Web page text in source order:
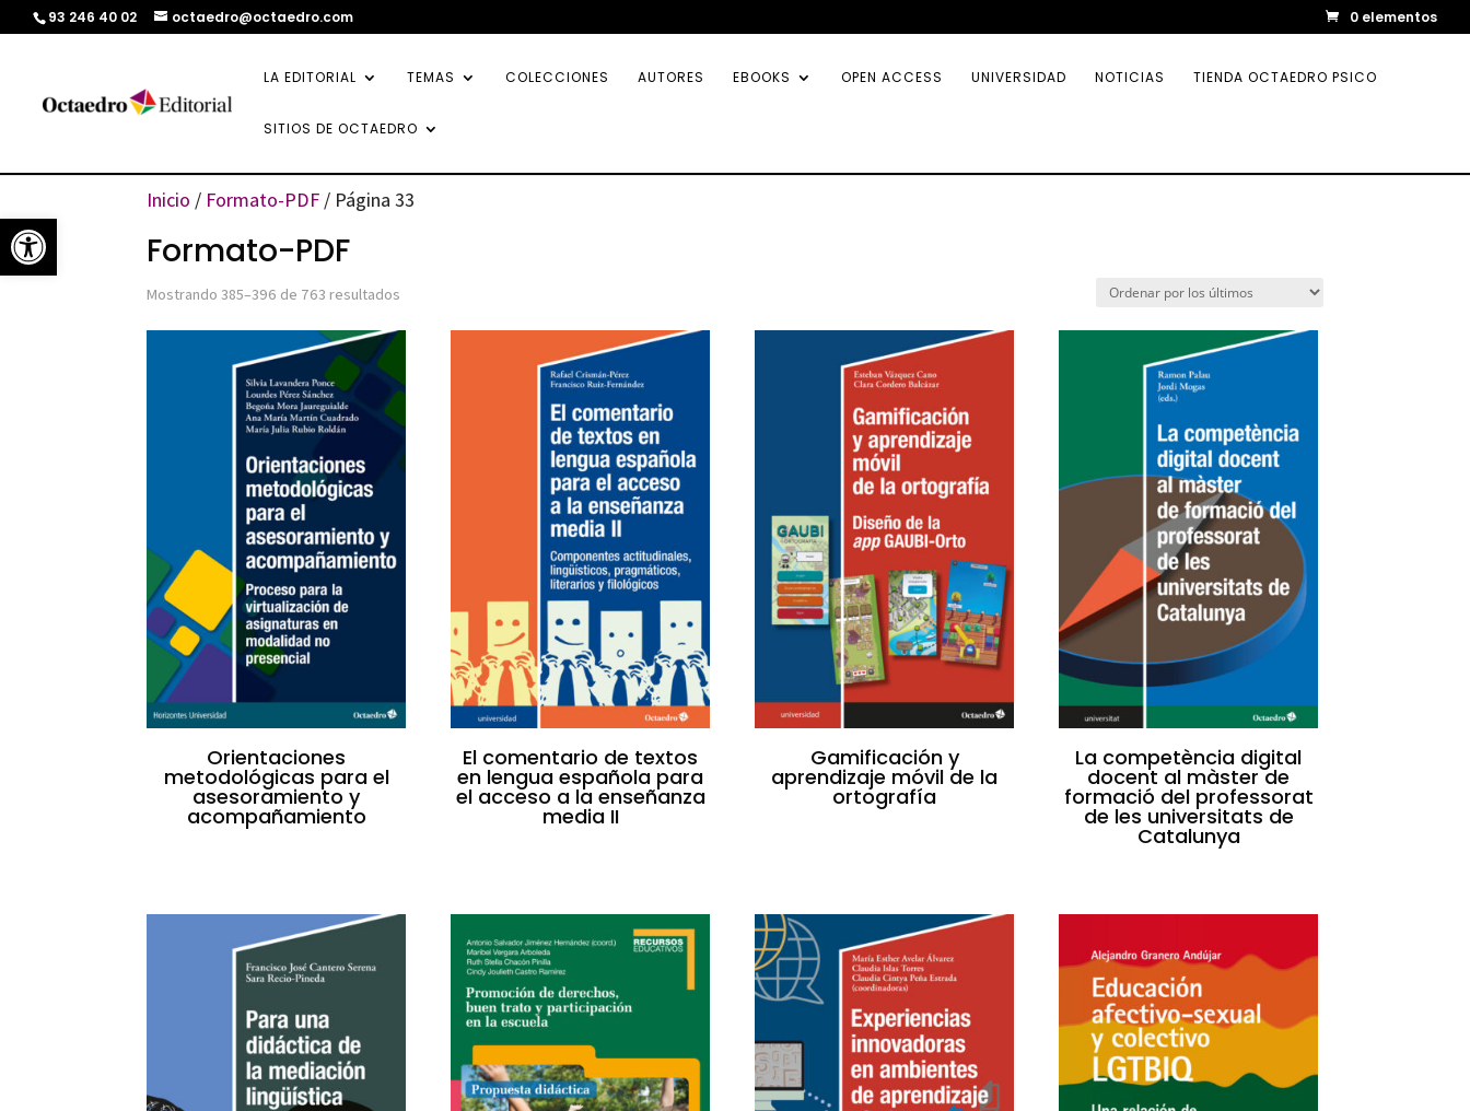
Abrir barra de herramientas
93 246 40 02 octaedro@octaedro.com 0 elementos
LA EDITORIAL TEMAS COLECCIONES AUTORES EBOOKS OPEN ACCESS UNIVERSIDAD NOTICIAS TIENDA OCTAEDRO PSICO
SITIOS DE OCTAEDRO
Inicio / Formato-PDF / Página 33
Formato-PDF
Mostrando 385–396 de 763 resultados
por
últimos
Orientaciones
metodológicas para el
asesoramiento y
acompañamiento
El comentario de textos
en lengua española para
el acceso a la enseñanza
media II
Gamificación y
aprendizaje móvil de la
ortografía
La competència digital
docent al màster de
formació del professorat
de les universitats de
Catalunya